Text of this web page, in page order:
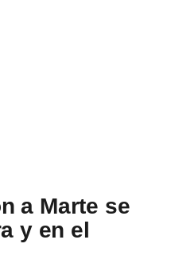
a Marte se
y en el